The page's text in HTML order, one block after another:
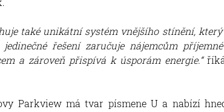
také unikátní systém vnějšího stínění,
řešení zaručuje nájemcům
a zároveň přispívá k úsporám energie.“
Parkview má tvar písmene U a nabízí